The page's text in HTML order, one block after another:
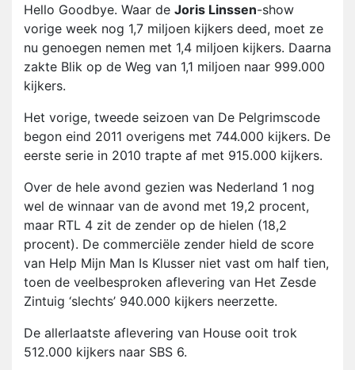
Hello Goodbye. Waar de Joris Linssen-show
vorige week nog 1,7 miljoen kijkers deed, moet ze
nu genoegen nemen met 1,4 miljoen kijkers. Daarna
zakte Blik op de Weg van 1,1 miljoen naar 999.000
kijkers.
Het vorige, tweede seizoen van De Pelgrimscode
begon eind 2011 overigens met 744.000 kijkers. De
eerste serie in 2010 trapte af met 915.000 kijkers.
Over de hele avond gezien was Nederland 1 nog
wel de winnaar van de avond met 19,2 procent,
maar RTL 4 zit de zender op de hielen (18,2
procent). De commerciële zender hield de score
van Help Mijn Man Is Klusser niet vast om half tien,
toen de veelbesproken aflevering van Het Zesde
Zintuig ‘slechts’ 940.000 kijkers neerzette.
De allerlaatste aflevering van House ooit trok
512.000 kijkers naar SBS 6.